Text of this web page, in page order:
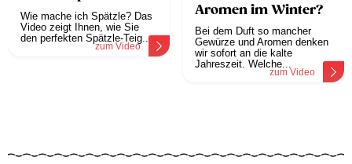
Wie mache ich Spätzle? Das
Video zeigt Ihnen, wie Sie
den perfekten Spätzle-Teig...
zum Video
Aromen im Winter?
Bei dem Duft so mancher
Gewürze und Aromen denken
wir sofort an die kalte
Jahreszeit. Welche...
zum Video